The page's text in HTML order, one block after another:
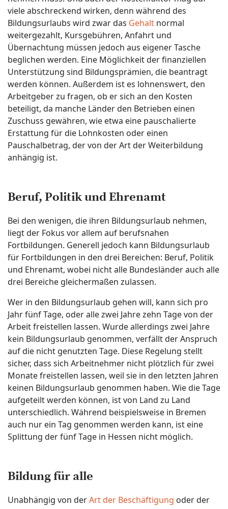
viele abschreckend wirken, denn während des
Bildungsurlaubs wird zwar das Gehalt normal
weitergezahlt, Kursgebühren, Anfahrt und
Übernachtung müssen jedoch aus eigener Tasche
beglichen werden. Eine Möglichkeit der finanziellen
Unterstützung sind Bildungsprämien, die beantragt
werden können. Außerdem ist es lohnenswert, den
Arbeitgeber zu fragen, ob er sich an den Kosten
beteiligt, da manche Länder den Betrieben einen
Zuschuss gewähren, wie etwa eine pauschalierte
Erstattung für die Lohnkosten oder einen
Pauschalbetrag, der von der Art der Weiterbildung
anhängig ist.
Beruf, Politik und Ehrenamt
Bei den wenigen, die ihren Bildungsurlaub nehmen,
liegt der Fokus vor allem auf berufsnahen
Fortbildungen. Generell jedoch kann Bildungsurlaub
für Fortbildungen in den drei Bereichen: Beruf, Politik
und Ehrenamt, wobei nicht alle Bundesländer auch alle
drei Bereiche gleichermaßen zulassen.
Wer in den Bildungsurlaub gehen will, kann sich pro
Jahr fünf Tage, oder alle zwei Jahre zehn Tage von der
Arbeit freistellen lassen. Wurde allerdings zwei Jahre
kein Bildungsurlaub genommen, verfällt der Anspruch
auf die nicht genutzten Tage. Diese Regelung stellt
sicher, dass sich Arbeitnehmer nicht plötzlich für zwei
Monate freistellen lassen, weil sie in den letzten Jahren
keinen Bildungsurlaub genommen haben. Wie die Tage
aufgeteilt werden können, ist von Land zu Land
unterschiedlich. Während beispielsweise in Bremen
auch nur ein Tag genommen werden kann, ist eine
Splittung der fünf Tage in Hessen nicht möglich.
Bildung für alle
Unabhängig von derArt der Beschäftigung oder der